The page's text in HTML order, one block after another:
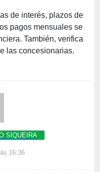
de interés, plazos de
pagos mensuales se
También, verifica
las concesionarias.
SIQUEIRA
16:36